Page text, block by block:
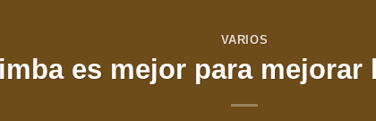
VARIOS
es mejor para